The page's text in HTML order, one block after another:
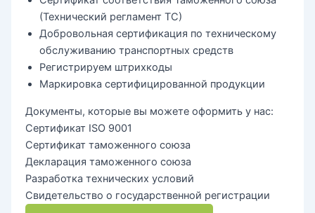
(Технический регламент ТС)
Добровольная сертификация по техническому
обслуживанию транспортных средств
Регистрируем штрихкоды
Маркировка сертифицированной продукции
Документы, которые вы можете оформить у нас:
Сертификат ISO 9001
Сертификат таможенного союза
Декларация таможенного союза
Разработка технических условий
Свидетельство о государственной регистрации